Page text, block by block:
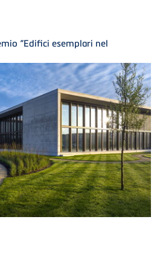
“Edifici esemplari nel